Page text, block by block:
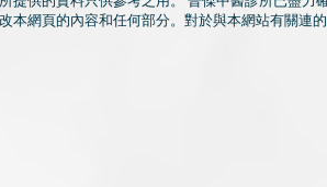
本網頁的內容和任何部分。對於與本網站有關連